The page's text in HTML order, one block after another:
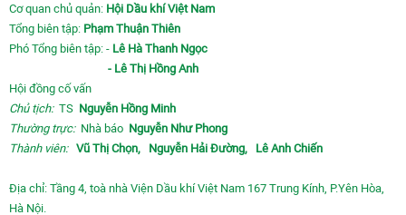
Cơ quan chủ quản: Hội Dầu khí Việt Nam
Tổng biên tập: Phạm Thuận Thiên
Phó Tổng biên tập: - Lê Hà Thanh Ngọc
- Lê Thị Hồng Anh
Hội đồng cố vấn
Chủ tịch:TS Nguyễn Hồng Minh
Thường trực: Nhà báo Nguyễn Như Phong
Thành viên: Vũ Thị Chọn, Nguyễn Hải Đường, Lê Anh Chiến
Địa chỉ: Tầng 4, toà nhà Viện Dầu khí Việt Nam 167 Trung Kính, P.Yên Hòa,
Hà Nội.